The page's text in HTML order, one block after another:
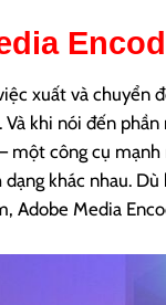
xuất và
khi nói đến
một công cụ mạnh
khác nhau.
Adobe Media